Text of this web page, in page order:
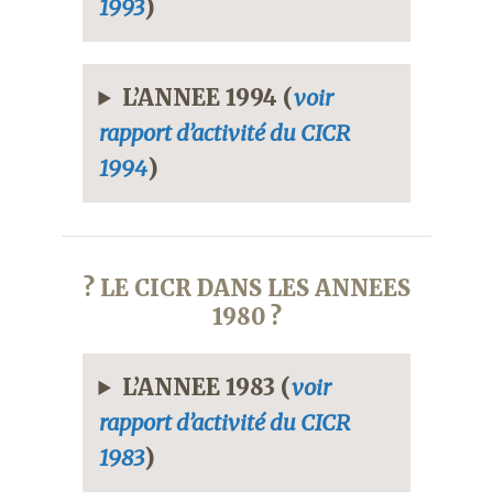
1993)
L’ANNEE 1994 (voir
rapport d’activité du CICR
1994)
? LE CICR DANS LES ANNEES
1980 ?
L’ANNEE 1983 (voir
rapport d’activité du CICR
1983)